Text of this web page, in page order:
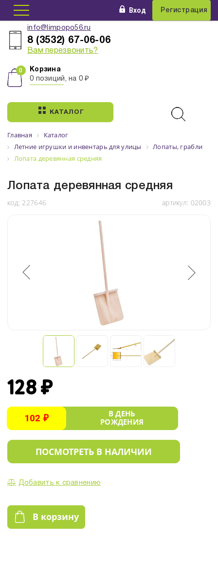
Вход Регистрация
info@limpopo56.ru
8 (3532) 67-06-06
Вам перезвонить?
Корзина
0 позиций, на 0 ₽
КАТАЛОГ
Главная
Каталог
Летние игрушки и инвентарь для улицы
Лопаты, грабли
Лопата деревянная средняя
Лопата деревянная средняя
код: 227646 артикул: 02003
128 ₽
102 ₽
В ДЕНЬ
РОЖДЕНИЯ
ПОСМОТРЕТЬ В НАЛИЧИИ
Добавить к сравнению
В корзину